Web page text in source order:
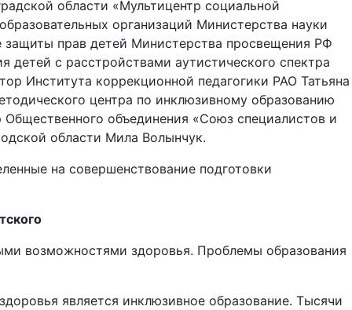
области «Мультицентр социальной
организаций Министерства науки
защиты прав детей Министерства просвещения РФ
детей с расстройствами аутистического спектра
Института коррекционной педагогики РАО Татьяна
центра по инклюзивному образованию
объединения «Союз специалистов и
области Мила Волынчук.
на совершенствование подготовки
возможностями здоровья. Проблемы образования
является инклюзивное образование. Тысячи